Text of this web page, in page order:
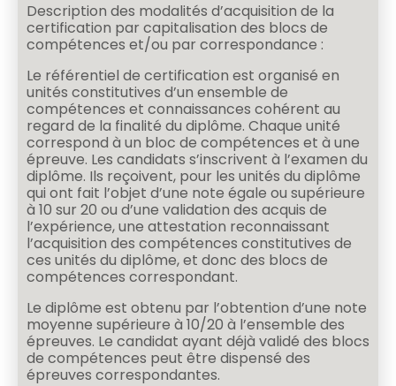
Description des modalités d’acquisition de la
certification par capitalisation des blocs de
compétences et/ou par correspondance :
Le référentiel de certification est organisé en
unités constitutives d’un ensemble de
compétences et connaissances cohérent au
regard de la finalité du diplôme. Chaque unité
correspond à un bloc de compétences et à une
épreuve. Les candidats s’inscrivent à l’examen du
diplôme. Ils reçoivent, pour les unités du diplôme
qui ont fait l’objet d’une note égale ou supérieure
à 10 sur 20 ou d’une validation des acquis de
l’expérience, une attestation reconnaissant
l’acquisition des compétences constitutives de
ces unités du diplôme, et donc des blocs de
compétences correspondant.
Le diplôme est obtenu par l’obtention d’une note
moyenne supérieure à 10/20 à l’ensemble des
épreuves. Le candidat ayant déjà validé des blocs
de compétences peut être dispensé des
épreuves correspondantes.